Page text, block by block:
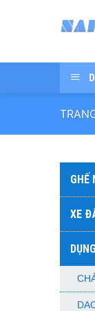
dung
GHẾ
XE